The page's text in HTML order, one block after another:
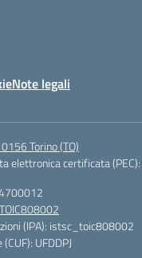
Note legali
Torino (TO)
elettronica certificata (PEC):
TOIC808002
(IPA): istsc_toic808002
UFDDPJ